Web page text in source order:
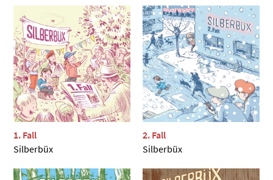
1. Fall
Silberbüx
2. Fall
Silberbüx